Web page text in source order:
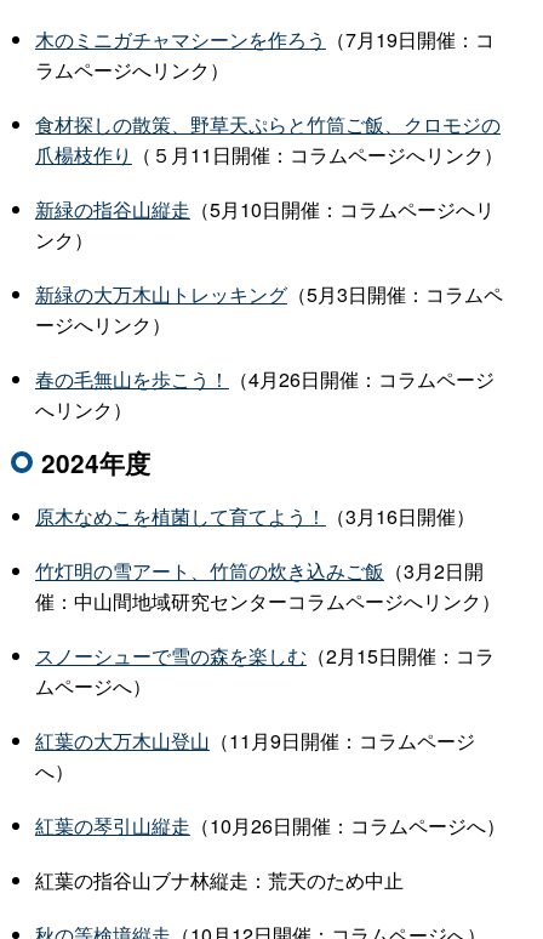
木のミニガチャマシーンを作ろう
（7月19日開催：コ
ラムページへリンク）
食材探しの散策、野草天ぷらと竹筒ご飯、クロモジの
爪楊枝作り
（５月11日開催：コラムページへリンク）
新緑の指谷山縦走 （5月10日開催：コラムページへリ
ンク）
新緑の大万木山トレッキング（5月3日開催：コラムペ
ージへリンク）
春の毛無山を歩こう！
（4月26日開催：コラムページ
へリンク）
2024年度
原木なめこを植菌して育てよう！
（3月16日開催）
竹灯明の雪アート、竹筒の炊き込みご飯 （3月2日開
催：中山間地域研究センターコラムページへリンク）
スノーシューで雪の森を楽しむ （2月15日開催：コラ
ムページへ）
紅葉の大万木山登山 （11月9日開催：コラムページ
へ）
紅葉の琴引山縦走 （10月26日開催：コラムページへ）
紅葉の指谷山ブナ林縦走：荒天のため中止